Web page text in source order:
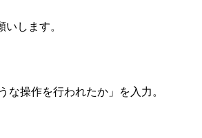
します。
操作を行われたか」を入力。